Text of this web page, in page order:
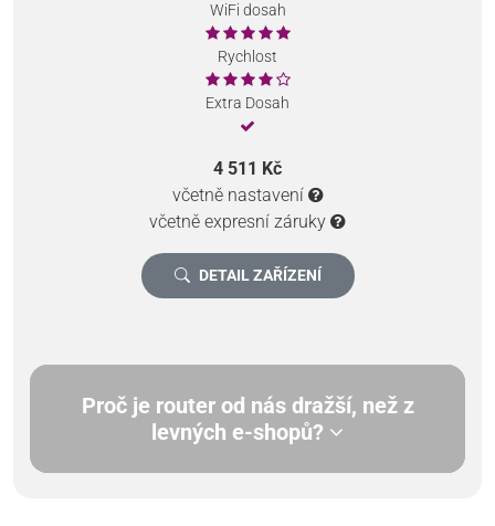
WiFi dosah
Rychlost
Extra Dosah
4 511 Kč
včetně nastavení
včetně expresní záruky
DETAIL ZAŘÍZENÍ
Proč je router od nás dražší, než z
levných e-shopů?